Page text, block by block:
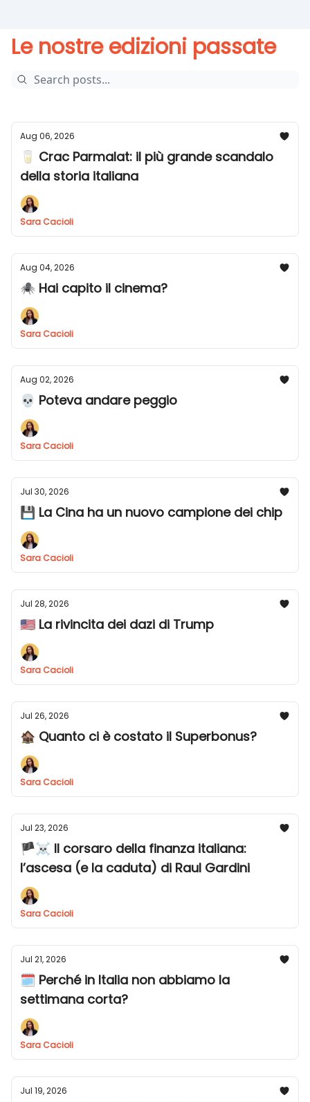
Le nostre edizioni passate
Aug 06, 2026
🥛 Crac Parmalat: il più grande scandalo
della storia italiana
Sara Cacioli
Aug 04, 2026
🕷️ Hai capito il cinema?
Sara Cacioli
Aug 02, 2026
💀 Poteva andare peggio
Sara Cacioli
Jul 30, 2026
💾 La Cina ha un nuovo campione dei chip
Sara Cacioli
Jul 28, 2026
🇺🇸 La rivincita dei dazi di Trump
Sara Cacioli
Jul 26, 2026
🏚️ Quanto ci è costato il Superbonus?
Sara Cacioli
Jul 23, 2026
🏴‍☠️ Il corsaro della finanza italiana:
l’ascesa (e la caduta) di Raul Gardini
Sara Cacioli
Jul 21, 2026
🗓️ Perché in Italia non abbiamo la
settimana corta?
Sara Cacioli
Jul 19, 2026